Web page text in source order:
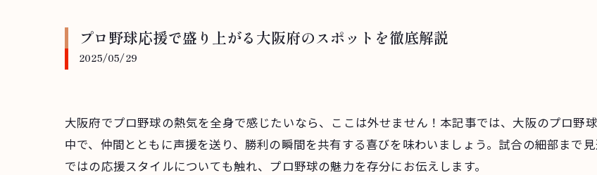
プロ野球応援で盛り上がる大阪府のスポットを徹底解説
2025/05/29
大阪府でプロ野球の熱気を全身で感じたいなら、ここは外せません！本記事では、大阪のプロ野
中で、仲間とともに声援を送り、勝利の瞬間を共有する喜びを味わいましょう。試合の細部まで
ではの応援スタイルについても触れ、プロ野球の魅力を存分にお伝えします。